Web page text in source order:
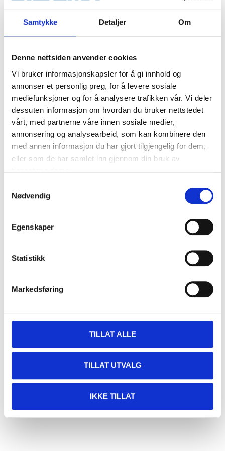
Samtykke Detaljer Om
Denne nettsiden anvender cookies
Vi bruker informasjonskapsler for å gi innhold og
annonser et personlig preg, for å levere sosiale
mediefunksjoner og for å analysere trafikken vår. Vi deler
dessuten informasjon om hvordan du bruker nettstedet
vårt, med partnerne våre innen sosiale medier,
annonsering og analysearbeid, som kan kombinere den
med annen informasjon du har gjort tilgjengelig for dem,
eller som de har samlet inn gjennom din bruk av
Nødvendig
Egenskaper
Statistikk
Markedsføring
TILLAT ALLE
TILLAT UTVALG
IKKE TILLAT
8 stk.
29-2507
Finnes på lager i65varehus
dobbeltsidig, 200 stk.
86-2055
Finnes på lager i67varehus